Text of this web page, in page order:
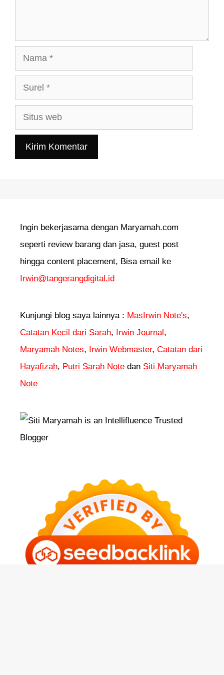
Nama
Surel
Situs
web
Ingin bekerjasama dengan Maryamah.com
seperti review barang dan jasa, guest post
hingga content placement, Bisa email ke
Irwin@tangerangdigital.id
Kunjungi blog saya lainnya : MasIrwin Note's,
Catatan Kecil dari Sarah, Irwin Journal,
Maryamah Notes, Irwin Webmaster, Catatan dari
Hayafizah, Putri Sarah Note dan Siti Maryamah
Note